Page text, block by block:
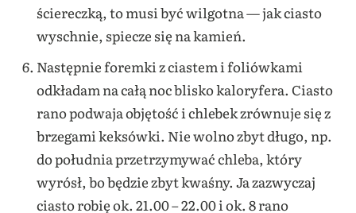
ściereczką, to musi być wilgotna — jak ciasto
wyschnie, spiecze się na kamień.
Następnie foremki z ciastem i foliówkami
odkładam na całą noc blisko kaloryfera. Ciasto
rano podwaja objętość i chlebek zrównuje się z
brzegami keksówki. Nie wolno zbyt długo, np.
do południa przetrzymywać chleba, który
wyrósł, bo będzie zbyt kwaśny. Ja zazwyczaj
ciasto robię ok. 21.00 – 22.00 i ok. 8 rano